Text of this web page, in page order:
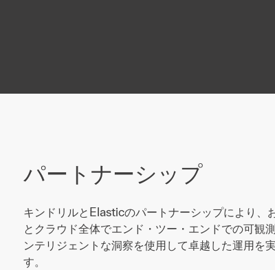
パートナーシップ
キンドリルとElasticのパートナーシップにより、
とクラウド全体でエンド・ツー・エンドでの可観
ンテリジェントな洞察を使用して卓越した運用を
す。